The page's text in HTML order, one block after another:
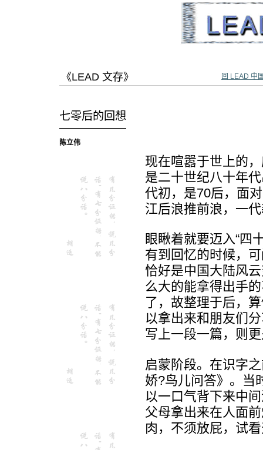
《LEAD 文存》 回 LEAD 中
七零后的回想
陈立伟
现在喧嚣于世上的
是二十世纪八十年
代初，是70后，面
江后浪推前浪，一
眼瞅着就要迈入“四
有到回忆的时候，
恰好是中国大陆风
么大的能拿得出手
了，故整理于后，
以拿出来和朋友们
写上一段一篇，则
启蒙阶段。在识字
娇?鸟儿问答》。当
以一口气背下来中
父母拿出来在人面
肉，不须放屁，试